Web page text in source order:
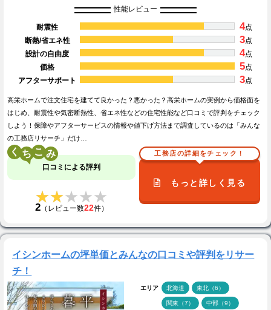
性能レビュー
耐震性 4点
断熱/省エネ性
3点
設計の自由度
4点
価格
5点
アフターサポート
3点
高栄ホームで注文住宅を建てて良かった？悪かった？高栄ホームの実例から価格面を
はじめ、耐震性や気密断熱性、省エネ性などの住宅性能など口コミで評判をチェック
しよう！保障やアフターサービスの情報や値下げ方法まで調査しているのは「みんな
の工務店リサーチ」だけ…
く こ
口コミによる評判
★★★★★
★★★★★
2（レビュー数22件）
工務店の詳細をチェック！
もっと詳しく見る
イシンホームの坪単価とみんなの口コミや評判をリサー
チ！
エリア 北海道 東北（6）
関東（7） 中部（9）